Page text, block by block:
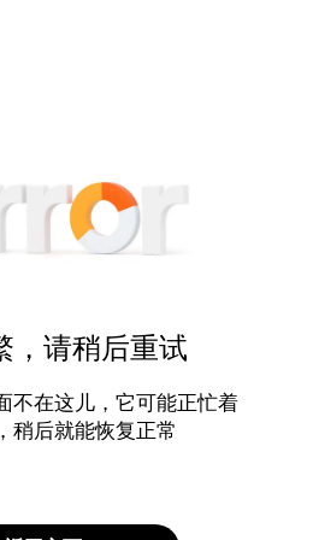
，请稍后重试
不在这儿，它可能正忙着
稍后就能恢复正常